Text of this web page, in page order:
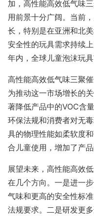
加，高性能高效低气味
用前景十分广阔。当前
长，特别是在亚洲和北
安全性的玩具需求持续
年内，全球儿童泡沫玩
高性能高效低气味三聚
为推动这一市场增长的
著降低产品中的VOC含
环保法规和消费者对无
具的物理性能如柔软度
合儿童使用，增加了产品
展望未来，高性能高效
在几个方向。一是进一
气味和更高的安全性标
法规要求。二是研发更